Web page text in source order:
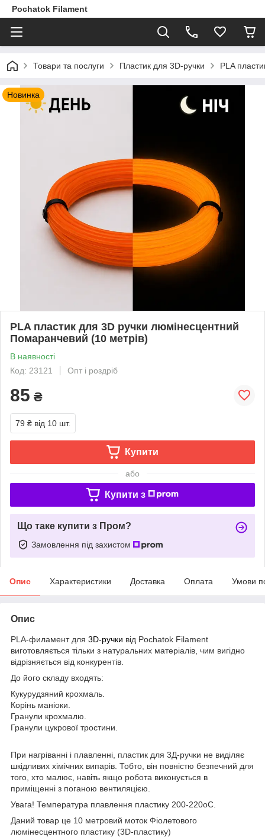
Pochatok Filament
Товари та послуги Пластик для 3D-ручки PLA
Новинка
PLA пластик для 3D ручки люмінесцентний
Помаранчевий (10 метрів)
В наявності
Код: 23121
Опт і роздріб
85 ₴
79 ₴ від 10 шт.
Купити
або
Купити з
Що таке купити з Пром?
Замовлення під захистом
Опис Характеристики Доставка Оплата Умови
Опис
PLA-филамент для 3D-ручки від Pochatok Filament
виготовляється тільки з натуральних матеріалів, чим вигідно
відрізняється від конкурентів.
До його складу входять:
Кукурудзяний крохмаль.
Корінь маніоки.
Гранули крохмалю.
Гранули цукрової тростини.
При нагріванні і плавленні, пластик для 3Д-ручки не виділяє
шкідливих хімічних випарів. Тобто, він повністю безпечний для
того, хто малює, навіть якщо робота виконується в
приміщенні з поганою вентиляцією.
Увага! Температура плавлення пластику 200-220оС.
Даний товар це 10 метровий моток Фіолетового
люмінесцентного пластику (3D-пластику)